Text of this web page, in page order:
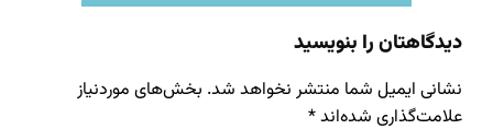
دیدگاهتان را بنویسید
نشانی ایمیل شما منتشر نخواهد شد. بخش‌های موردنیاز
علامت‌گذاری شده‌اند*